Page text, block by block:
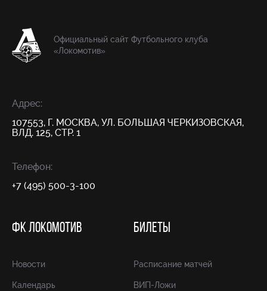
Официальный сайт Футбольного клуба
«Локомотив»
Адрес:
107553, Г. МОСКВА, УЛ. БОЛЬШАЯ ЧЕРКИЗОВСКАЯ,
ВЛД. 125, СТР. 1
Телефон:
+7 (495) 500-3-100
ФК ЛОКОМОТИВ
Новости
Календарь
БИЛЕТЫ
Расписание матчей
ВИП-Ложи